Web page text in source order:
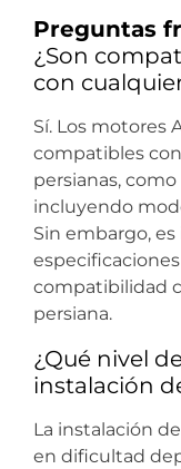
Preguntas
¿Son
con
Sí. Los motores
compatibles
persianas, como
incluyendo
Sin embargo,
compatibilidad
persiana.
¿Qué nivel
instalación
La instalación
en dificultad